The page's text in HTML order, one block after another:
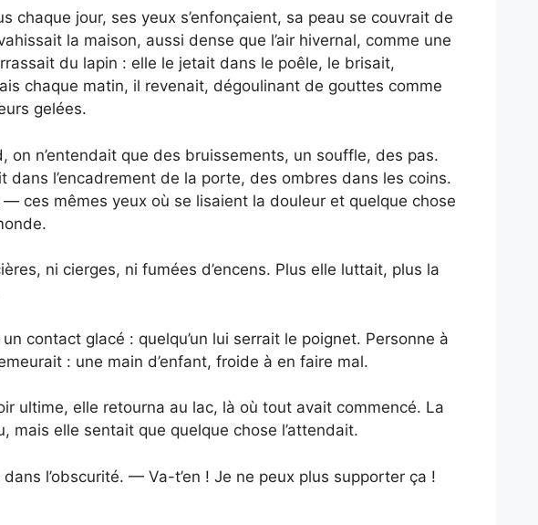
chaque jour, ses yeux s’enfonçaient, sa peau se couvrait de
la maison, aussi dense que l’air hivernal, comme une
du lapin : elle le jetait dans le poêle, le brisait,
chaque matin, il revenait, dégoulinant de gouttes comme
gelées.
on n’entendait que des bruissements, un souffle, des pas.
dans l’encadrement de la porte, des ombres dans les coins.
ces mêmes yeux où se lisaient la douleur et quelque chose
ni cierges, ni fumées d’encens. Plus elle luttait, plus la
contact glacé : quelqu’un lui serrait le poignet. Personne à
: une main d’enfant, froide à en faire mal.
ultime, elle retourna au lac, là où tout avait commencé. La
mais elle sentait que quelque chose l’attendait.
l’obscurité. — Va-t’en ! Je ne peux plus supporter ça !